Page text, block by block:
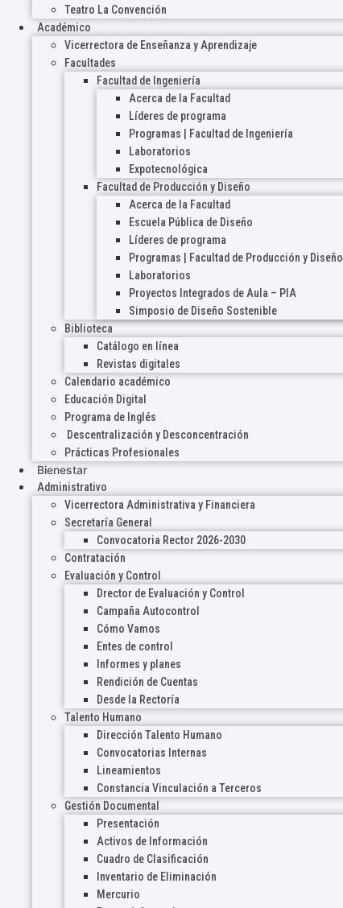
Teatro La Convención
Académico
Vicerrectora de Enseñanza y Aprendizaje
Facultades
Facultad de Ingeniería
Acerca de la Facultad
Líderes de programa
Programas | Facultad de Ingeniería
Laboratorios
Expotecnológica
Facultad de Producción y Diseño
Acerca de la Facultad
Escuela Pública de Diseño
Líderes de programa
Programas | Facultad de Producción y Diseño
Laboratorios
Proyectos Integrados de Aula – PIA
Simposio de Diseño Sostenible
Biblioteca
Catálogo en línea
Revistas digitales
Calendario académico
Educación Digital
Programa de Inglés
Descentralización y Desconcentración
Prácticas Profesionales
Bienestar
Administrativo
Vicerrectora Administrativa y Financiera
Secretaría General
Convocatoria Rector 2026-2030
Contratación
Evaluación y Control
Drector de Evaluación y Control
Campaña Autocontrol
Cómo Vamos
Entes de control
Informes y planes
Rendición de Cuentas
Desde la Rectoría
Talento Humano
Dirección Talento Humano
Convocatorias Internas
Lineamientos
Constancia Vinculación a Terceros
Gestión Documental
Presentación
Activos de Información
Cuadro de Clasificación
Inventario de Eliminación
Mercurio